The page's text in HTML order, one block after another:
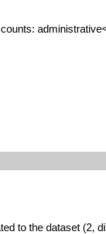
to the dataset (2,